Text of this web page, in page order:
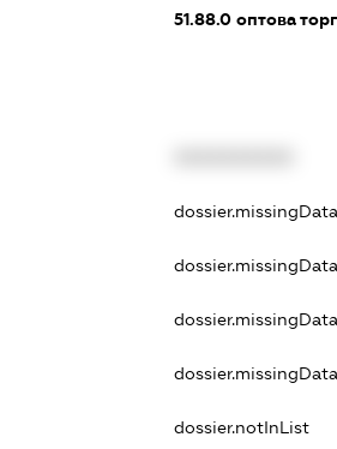
51.88.0 оптова
dossier.missingData
dossier.missingData
dossier.missingData
dossier.missingData
dossier.notInList